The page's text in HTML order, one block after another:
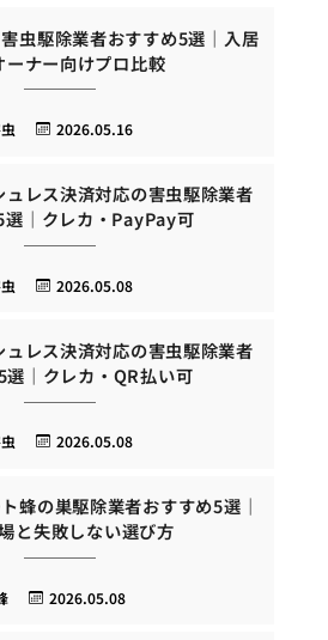
虫駆除業者おすすめ5選｜入居
ーナー向けプロ比較
2026.05.16
レス決済対応の害虫駆除業者
選｜クレカ・PayPay可
2026.05.08
レス決済対応の害虫駆除業者
選｜クレカ・QR払い可
2026.05.08
蜂の巣駆除業者おすすめ5選｜
と失敗しない選び方
2026.05.08